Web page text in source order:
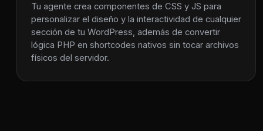
Tu agente crea componentes de CSS y JS para
personalizar el diseño y la interactividad de cualquier
sección de tu WordPress, además de convertir
lógica PHP en shortcodes nativos sin tocar archivos
físicos del servidor.